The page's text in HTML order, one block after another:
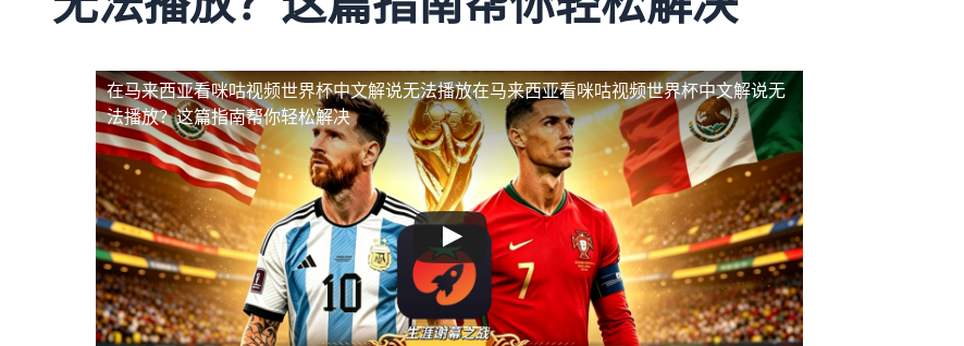
在马来西亚看咪咕视频世界杯中文解说无法播放在马来西亚看咪咕视频世界杯中文解说无
法播放？这篇指南帮你轻松解决